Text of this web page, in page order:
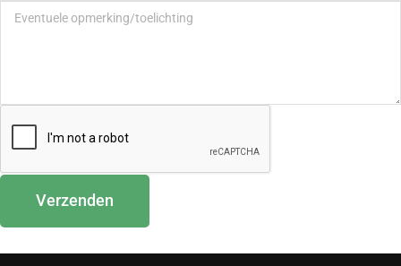
Verzenden